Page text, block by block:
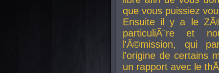
que vous puissiez
Ensuite il y a le
particuliÃ¨re et
l'Ã©mission, qui
l'origine de certains
un rapport avec le